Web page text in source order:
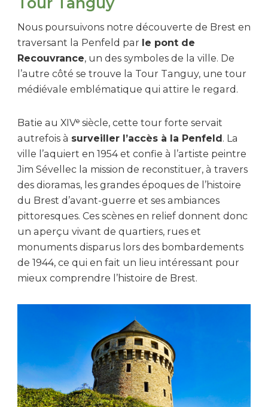
Nous poursuivons notre découverte de Brest en
traversant la Penfeld par le pont de
Recouvrance, un des symboles de la ville. De
l’autre côté se trouve la Tour Tanguy, une tour
médiévale emblématique qui attire le regard.
Batie au XIVᵉ siècle, cette tour forte servait
autrefois à surveiller l’accès à la Penfeld. La
ville l’aquiert en 1954 et confie à l’artiste peintre
Jim Sévellec la mission de reconstituer, à travers
des dioramas, les grandes époques de l’histoire
du Brest d’avant-guerre et ses ambiances
pittoresques. Ces scènes en relief donnent donc
un aperçu vivant de quartiers, rues et
monuments disparus lors des bombardements
de 1944, ce qui en fait un lieu intéressant pour
mieux comprendre l’histoire de Brest.